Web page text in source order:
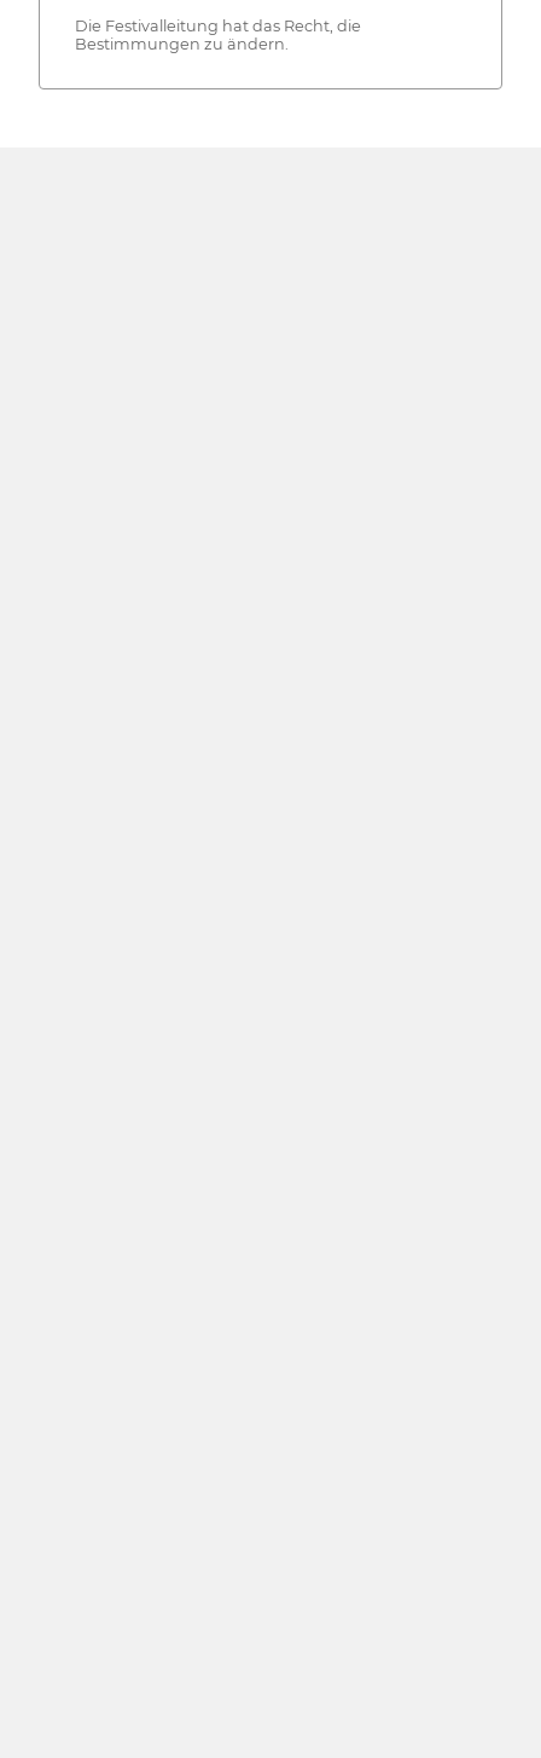
Die Festivalleitung hat das Recht, die
Bestimmungen zu ändern.